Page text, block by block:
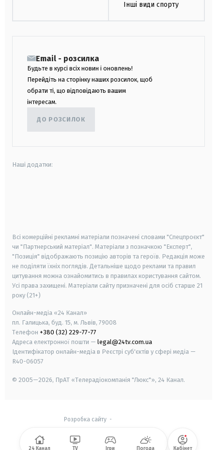
Інші види спорту
Email - розсилка
Будьте в курсі всіх новин і оновлень!
Перейдіть на сторінку наших розсилок, щоб
обрати ті, що відповідають вашим
інтересам.
ДО РОЗСИЛОК
Наші додатки:
Всі комерційні рекламні матеріали позначені словами "Спецпроєкт"
чи "Партнерський матеріал". Матеріали з позначкою "Експерт",
"Позиція" відображають позицію авторів та героїв. Редакція може
не поділяти їхніх поглядів. Детальніше щодо реклами та правил
цитування можна ознайомитись в правилах користування сайтом.
Усі права захищені. Матеріали сайту призначені для осіб старше 21
року (21+)
Онлайн-медіа «24 Канал»
пл. Галицька, буд. 15, м. Львів, 79008
Телефон +380 (32) 229-77-77
Адреса електронної пошти — legal@24tv.com.ua
Ідентифікатор онлайн-медіа в Реєстрі суб'єктів у сфері медіа —
R40-06057
© 2005—2026, ПрАТ «Телерадіокомпанія "Люкс"», 24 Канал.
Розробка сайту-
24 Канал TV Ігри Погода Кабінет